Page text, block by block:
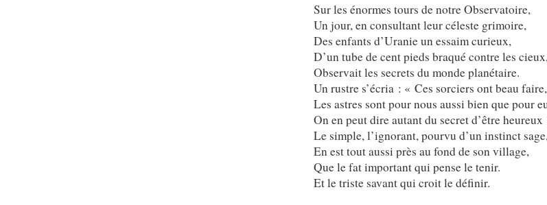
Sur les énormes tours de notre Observatoire,
Un jour, en consultant leur céleste grimoire,
Des enfants d’Uranie un essaim curieux,
D’un tube de cent pieds braqué contre les
Observait les secrets du monde planétaire.
Un rustre s’écria : « Ces sorciers ont beau faire,
Les astres sont pour nous aussi bien que pour
On en peut dire autant du secret d’être heureux
Le simple, l’ignorant, pourvu d’un instinct
En est tout aussi près au fond de son village,
Que le fat important qui pense le tenir.
Et le triste savant qui croit le définir.